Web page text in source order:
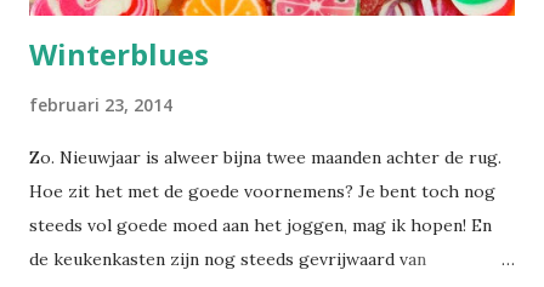
Winterblues
februari 23, 2014
Zo. Nieuwjaar is alweer bijna twee maanden achter de rug.
Hoe zit het met de goede voornemens? Je bent toch nog
steeds vol goede moed aan het joggen, mag ik hopen! En
de keukenkasten zijn nog steeds gevrijwaard van